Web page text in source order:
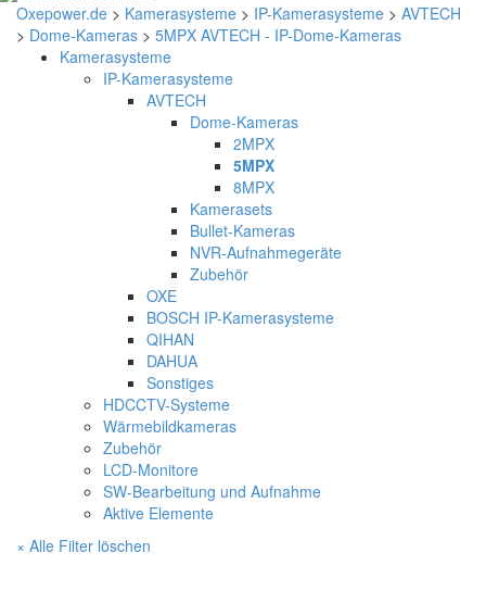
Oxepower.de > Kamerasysteme > IP-Kamerasysteme > AVTECH
> Dome-Kameras > 5MPX AVTECH - IP-Dome-Kameras
Kamerasysteme
IP-Kamerasysteme
AVTECH
Dome-Kameras
2MPX
5MPX
8MPX
Kamerasets
Bullet-Kameras
NVR-Aufnahmegeräte
Zubehör
OXE
BOSCH IP-Kamerasysteme
QIHAN
DAHUA
Sonstiges
HDCCTV-Systeme
Wärmebildkameras
Zubehör
LCD-Monitore
SW-Bearbeitung und Aufnahme
Aktive Elemente
× Alle Filter löschen